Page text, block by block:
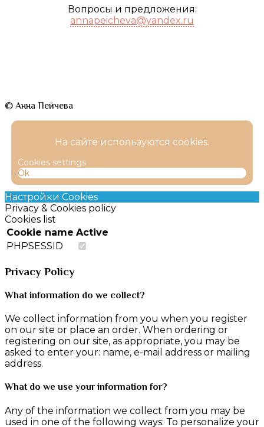
Вопросы и предложения:
annapeicheva@yandex.ru
© Анна Пейчева
На сайте используются cookies.
Cookies settings
Ok
Настройки Cookies
Privacy & Cookies policy
Cookies list
Cookie name Active
PHPSESSID
Privacy Policy
What information do we collect?
We collect information from you when you register
on our site or place an order. When ordering or
registering on our site, as appropriate, you may be
asked to enter your: name, e-mail address or mailing
address.
What do we use your information for?
Any of the information we collect from you may be
used in one of the following ways: To personalize your